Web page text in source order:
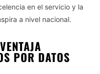
en el servicio y la
a nivel nacional.
POR DATOS